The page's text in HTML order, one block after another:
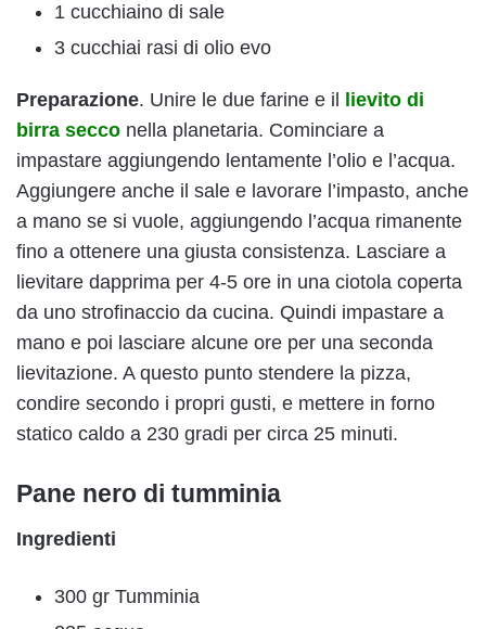
1 cucchiaino di sale
3 cucchiai rasi di olio evo
Preparazione. Unire le due farine e il
lievito di
birra secco nella planetaria. Cominciare a
impastare aggiungendo lentamente l’olio e l’acqua.
Aggiungere anche il sale e lavorare l’impasto, anche
a mano se si vuole, aggiungendo l’acqua rimanente
fino a ottenere una giusta consistenza. Lasciare a
lievitare dapprima per 4-5 ore in una ciotola coperta
da uno strofinaccio da cucina. Quindi impastare a
mano e poi lasciare alcune ore per una seconda
lievitazione. A questo punto stendere la pizza,
condire secondo i propri gusti, e mettere in forno
statico caldo a 230 gradi per circa 25 minuti.
Pane nero di tumminia
Ingredienti
300 gr Tumminia